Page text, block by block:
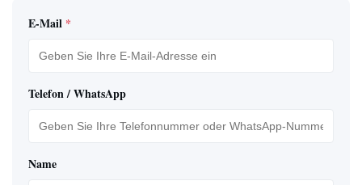
E-Mail *
Telefon / WhatsApp
Name